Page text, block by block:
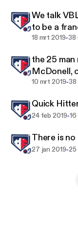
We talk
to be a
coming and
18 mrt 2019-38
the 25
McDonell,
once again
10 mrt 2019-38
Quick
24 feb 2019-
There is
27 jan 2019-25